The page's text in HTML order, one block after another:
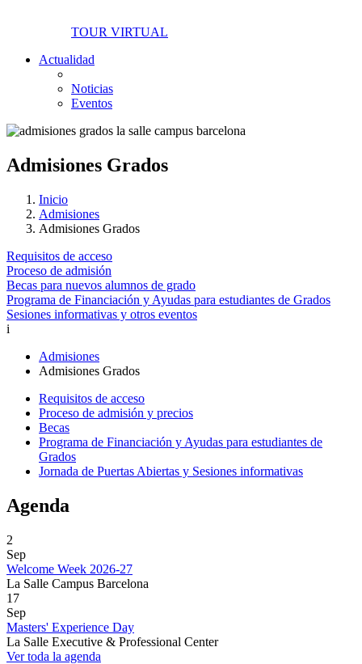
TOUR VIRTUAL
Actualidad
Noticias
Eventos
Admisiones Grados
Inicio
Admisiones
Admisiones Grados
Requisitos de acceso
Proceso de admisión
Becas para nuevos alumnos de grado
Programa de Financiación y Ayudas para estudiantes de Grados
Sesiones informativas y otros eventos
i
Admisiones
Admisiones Grados
Requisitos de acceso
Proceso de admisión y precios
Becas
Programa de Financiación y Ayudas para estudiantes de
Grados
Jornada de Puertas Abiertas y Sesiones informativas
Agenda
2
Sep
Welcome Week 2026-27
La Salle Campus Barcelona
17
Sep
Masters' Experience Day
La Salle Executive & Professional Center
Ver toda la agenda